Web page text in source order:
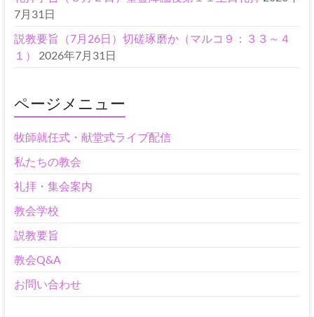
7月31日
説教要旨（7月26日）切磋琢磨か（マルコ９：３３～４
１）
2026年7月31日
ページメニュー
牧師就任式・献堂式ライブ配信
私たちの教会
礼拝・集会案内
教会学校
説教要旨
教会Q&A
お問い合わせ